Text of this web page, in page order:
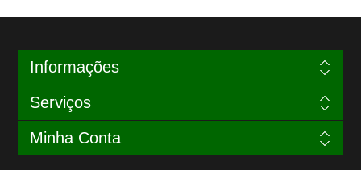
Informações
Serviços
Minha Conta